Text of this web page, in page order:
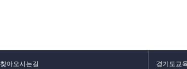
찾아오시는길 경기도교